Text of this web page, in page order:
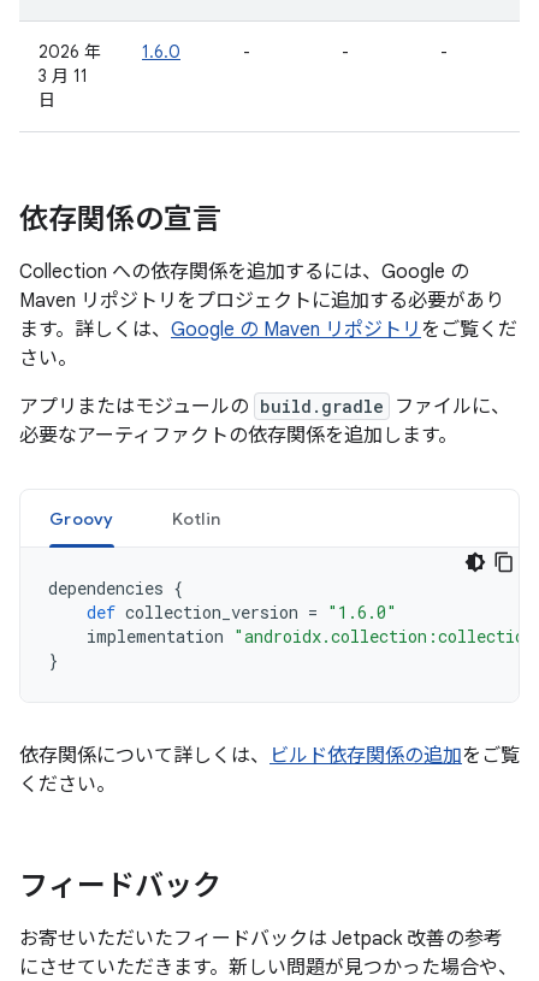
2026 年
3 月 11
日
1.6.0 - - -
依存関係の宣言
Collection への依存関係を追加するには、Google の
Maven リポジトリをプロジェクトに追加する必要があり
ます。詳しくは、 Google の Maven リポジトリ をご覧くだ
さい。
アプリまたはモジュールの build.gradle
ファイルに、
必要なアーティファクトの依存関係を追加します。
Groovy Kotlin
dependencies {
def collection_version = "1.6.0"
implementation
}
依存関係について詳しくは、 ビルド依存関係の追加をご覧
ください。
フィードバック
お寄せいただいたフィードバックは Jetpack 改善の参考
にさせていただきます。新しい問題が見つかった場合や、